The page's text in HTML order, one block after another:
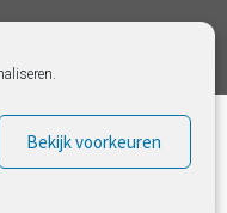
Bekijk voorkeuren